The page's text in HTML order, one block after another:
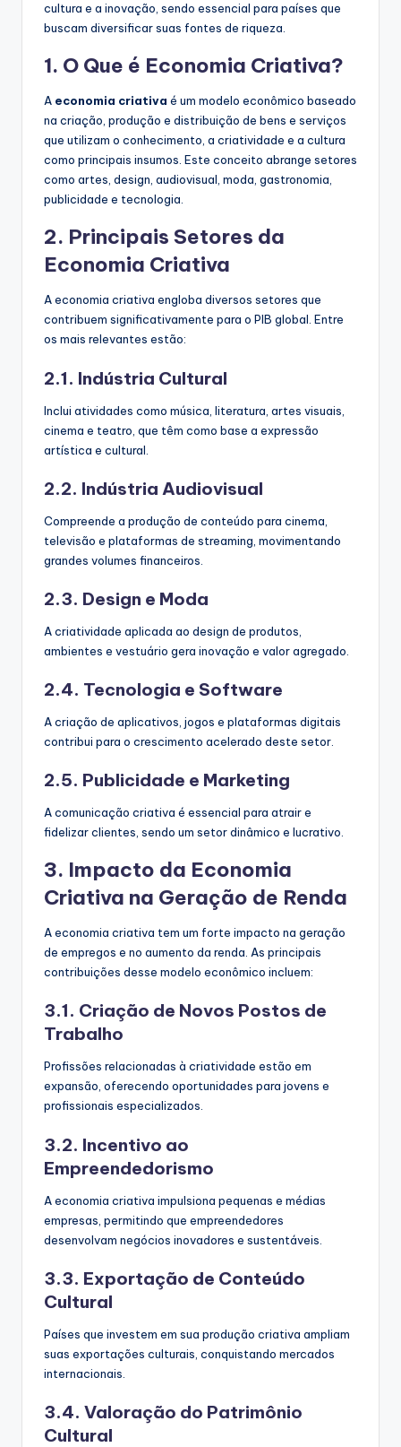
cultura e a inovação, sendo essencial para países que
buscam diversificar suas fontes de riqueza.
1. O Que é Economia Criativa?
A economia criativa é um modelo econômico baseado
na criação, produção e distribuição de bens e serviços
que utilizam o conhecimento, a criatividade e a cultura
como principais insumos. Este conceito abrange setores
como artes, design, audiovisual, moda, gastronomia,
publicidade e tecnologia.
2. Principais Setores da
Economia Criativa
A economia criativa engloba diversos setores que
contribuem significativamente para o PIB global. Entre
os mais relevantes estão:
2.1. Indústria Cultural
Inclui atividades como música, literatura, artes visuais,
cinema e teatro, que têm como base a expressão
artística e cultural.
2.2. Indústria Audiovisual
Compreende a produção de conteúdo para cinema,
televisão e plataformas de streaming, movimentando
grandes volumes financeiros.
2.3. Design e Moda
A criatividade aplicada ao design de produtos,
ambientes e vestuário gera inovação e valor agregado.
2.4. Tecnologia e Software
A criação de aplicativos, jogos e plataformas digitais
contribui para o crescimento acelerado deste setor.
2.5. Publicidade e Marketing
A comunicação criativa é essencial para atrair e
fidelizar clientes, sendo um setor dinâmico e lucrativo.
3. Impacto da Economia
Criativa na Geração de Renda
A economia criativa tem um forte impacto na geração
de empregos e no aumento da renda. As principais
contribuições desse modelo econômico incluem:
3.1. Criação de Novos Postos de
Trabalho
Profissões relacionadas à criatividade estão em
expansão, oferecendo oportunidades para jovens e
profissionais especializados.
3.2. Incentivo ao
Empreendedorismo
A economia criativa impulsiona pequenas e médias
empresas, permitindo que empreendedores
desenvolvam negócios inovadores e sustentáveis.
3.3. Exportação de Conteúdo
Cultural
Países que investem em sua produção criativa ampliam
suas exportações culturais, conquistando mercados
internacionais.
3.4. Valoração do Patrimônio
Cultural